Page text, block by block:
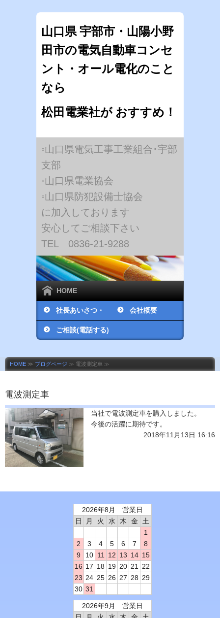
山口県 宇部市・山陽小野
田市の電気自動車コンセ
ント・オール電化のこと
なら
松田電業社が おすすめ！
◦山口県電気工事工業組合･宇部
支部
◦山口県電業協会
◦山口県防犯設備士協会
に加入しております
安心してご相談下さい
TEL 0836-21-9288
HOME
社長あいさつ・
社員紹介
会社概要
ご相談(電話する)
HOME ≫ ブログページ ≫ 電波測定車 ≫
電波測定車
当社で電波測定車を購入しました。
今後の活躍に期待です。
2018年11月13日 16:16
2026年8月 営業日
日
月 火 水 木 金
土
1
2
3 4 5 6 7
8
9
10 11 12 13 14 15
16 17 18 19 20 21
22
23 24 25 26 27 28 29
30 31
2026年9月 営業日